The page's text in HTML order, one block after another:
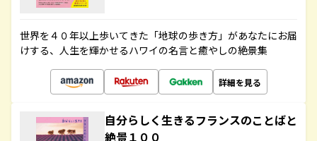
世界を４０年以上歩いてきた「地球の歩き方」があなたにお届
けする、人生を輝かせるハワイの名言と癒やしの絶景集
詳細を見る
自分らしく生きるフランスのことばと
絶景１００